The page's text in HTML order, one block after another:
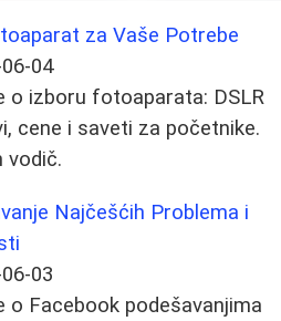
za Vaše Potrebe
04
o izboru fotoaparata: DSLR
cene i saveti za početnike.
vodič.
Najčešćih Problema i
03
o Facebook podešavanjima